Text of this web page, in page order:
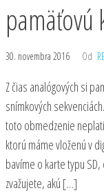
pamäťovú
30. novembra 2016 Od
Z čias analógových si
snímkových
toto obmedzenie
ktorú máme vloženú v
bavíme o karte typu
zvažujete, akú […]